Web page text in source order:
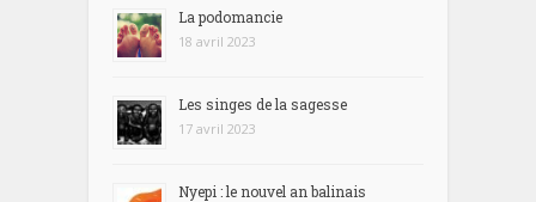
La podomancie
18 avril 2023
Les singes de la sagesse
17 avril 2023
Nyepi : le nouvel an balinais